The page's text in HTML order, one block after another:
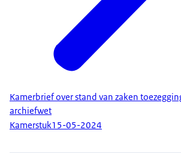
Kamerbrief over stand van zaken
archiefwet
Kamerstuk15-05-2024